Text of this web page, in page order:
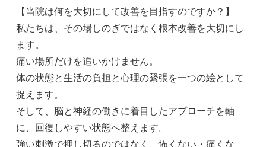
【当院は何を大切にして改善を目指すのですか？】
私たちは、その場しのぎではなく根本改善を大切にし
ます。
痛い場所だけを追いかけません。
体の状態と生活の負担と心理の緊張を一つの絵として
捉えます。
そして、脳と神経の働きに着目したアプローチを軸
に、回復しやすい状態へ整えます。
強い刺激で押し切るのではなく、怖くない・痛くな